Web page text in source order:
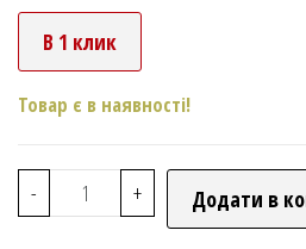
В 1 клик
Товар є в наявності!
- + Додати в